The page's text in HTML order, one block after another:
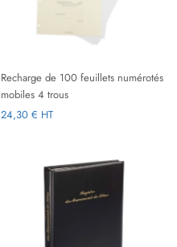
Recharge de 100 feuillets numérotés
mobiles 4 trous
24,30 € HT